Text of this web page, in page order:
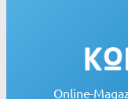
Online-